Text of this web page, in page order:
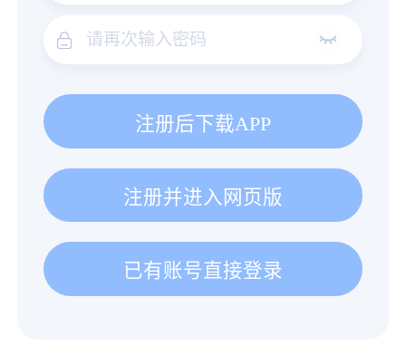
注册后下载APP
注册并进入网页版
已有账号直接登录